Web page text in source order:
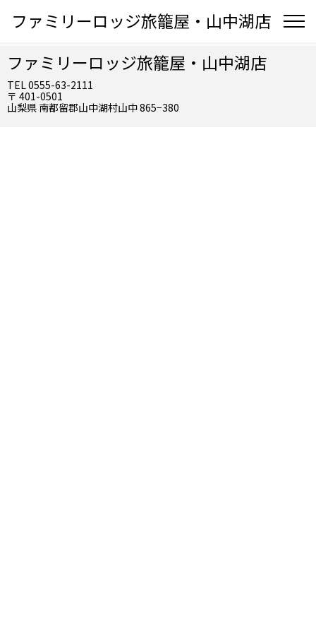
ファミリーロッジ旅籠屋・山中湖店
ファミリーロッジ旅籠屋・山中湖店
TEL 0555-63-2111
〒 401-0501
山梨県 南都留郡山中湖村山中 865−380